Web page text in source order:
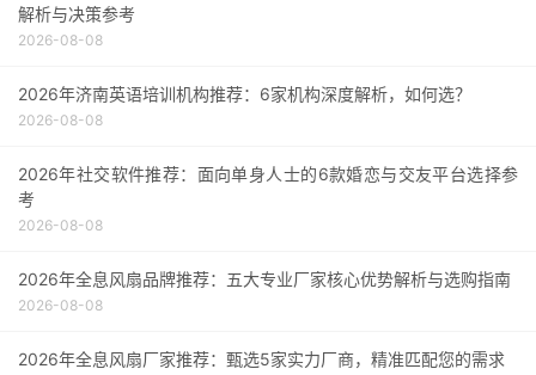
解析与决策参考
2026-08-08
2026年济南英语培训机构推荐：6家机构深度解析，如何选？
2026-08-08
2026年社交软件推荐：面向单身人士的6款婚恋与交友平台选择参
考
2026-08-08
2026年全息风扇品牌推荐：五大专业厂家核心优势解析与选购指南
2026-08-08
2026年全息风扇厂家推荐：甄选5家实力厂商，精准匹配您的需求